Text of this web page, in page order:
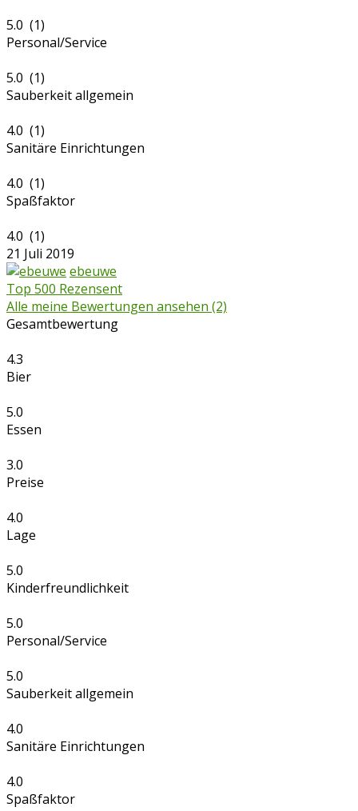
5.0 (1)
Personal/Service
5.0 (1)
Sauberkeit allgemein
4.0 (1)
Sanitäre Einrichtungen
4.0 (1)
Spaßfaktor
4.0 (1)
21 Juli 2019
ebeuwe
Top 500 Rezensent
Alle meine Bewertungen ansehen (2)
Gesamtbewertung
4.3
Bier
5.0
Essen
3.0
Preise
4.0
Lage
5.0
Kinderfreundlichkeit
5.0
Personal/Service
5.0
Sauberkeit allgemein
4.0
Sanitäre Einrichtungen
4.0
Spaßfaktor